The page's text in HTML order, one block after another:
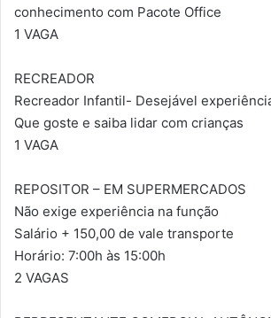
conhecimento com Pacote Office
1 VAGA
RECREADOR
Recreador Infantil- Desejável
Que goste e saiba lidar com crianças
1 VAGA
REPOSITOR – EM SUPERMERCADOS
Não exige experiência na função
Salário + 150,00 de vale transporte
Horário: 7:00h às 15:00h
2 VAGAS